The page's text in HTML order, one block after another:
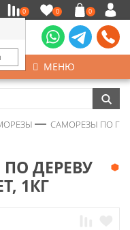
0 0 0
МЕНЮ
САМОРЕЗЫ ПО
ДЕРЕВУ
1КГ